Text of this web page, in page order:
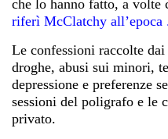
che lo hanno fatto, a volte
riferì McClatchy all’epoca
Le confessioni raccolte
droghe, abusi sui minori,
depressione e preferenze
sessioni del poligrafo e le
privato.